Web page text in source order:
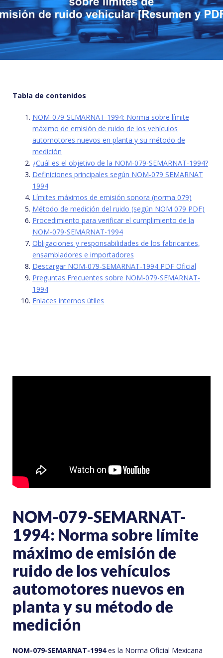
Tabla de contenidos
NOM-079-SEMARNAT-1994: Norma sobre límite
máximo de emisión de ruido de los vehículos
automotores nuevos en planta y su método de
medición
¿Cuál es el objetivo de la NOM-079-SEMARNAT-1994?
Definiciones principales según NOM-079 SEMARNAT
1994
Límites máximos de emisión sonora (norma 079)
Método de medición del ruido (según NOM 079 PDF)
Procedimiento para verificar el cumplimiento de la
NOM-079-SEMARNAT-1994
Obligaciones y responsabilidades de los fabricantes,
ensambladores e importadores
Descargar NOM-079-SEMARNAT-1994 PDF Oficial
Preguntas Frecuentes sobre NOM-079-SEMARNAT-
1994
Enlaces internos útiles
NOM-079-SEMARNAT-
1994: Norma sobre límite
máximo de emisión de
ruido de los vehículos
automotores nuevos en
planta y su método de
medición
NOM-079-SEMARNAT-1994es la Norma Oficial Mexicana